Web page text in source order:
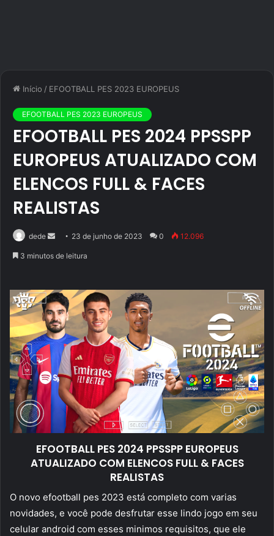
Início / EFOOTBALL PES 2023 EUROPEUS
EFOOTBALL PES 2023 EUROPEUS
EFOOTBALL PES 2024 PPSSPP
EUROPEUS ATUALIZADO COM
ELENCOS FULL & FACES
REALISTAS
dede
Mande23 de junho de 2023 0 12.096
3 minutos de leitura
EFOOTBALL PES 2024 PPSSPP EUROPEUS
ATUALIZADO COM ELENCOS FULL & FACES
REALISTAS
O novo efootball pes 2023 está completo com varias
novidades, e você pode desfrutar esse lindo jogo em seu
celular android com esses minimos requisitos, que ele